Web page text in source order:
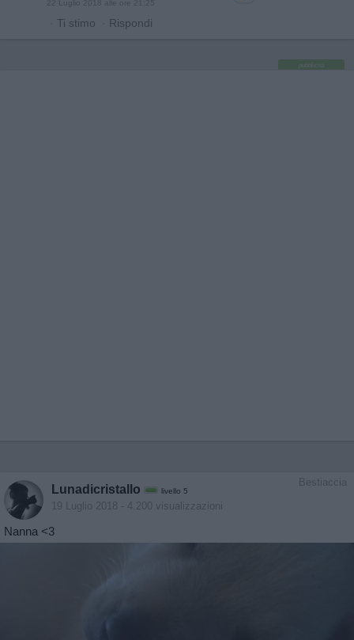
· Ti stimo · Rispondi
pubblicità
Bestiaccia
Lunadicristallo livello 5
19 Luglio 2018 - 4.200 visualizzazioni
Nanna <3